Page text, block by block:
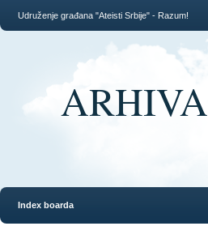
Udruženje građana "Ateisti Srbije" - Razum!
Index boarda